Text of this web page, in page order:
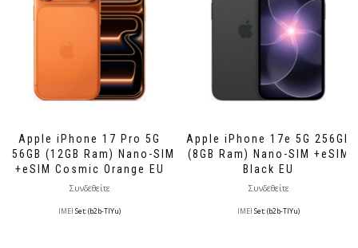
Apple iPhone 17 Pro 5G
256GB (12GB Ram) Nano-SIM
+eSIM Cosmic Orange EU
Συνδεθείτε
IMEI Set: (b2b-TlYu)
Apple iPhone 17e 5G 256GB
(8GB Ram) Nano-SIM +eSIM
Black EU
Συνδεθείτε
IMEI Set: (b2b-TlYu)